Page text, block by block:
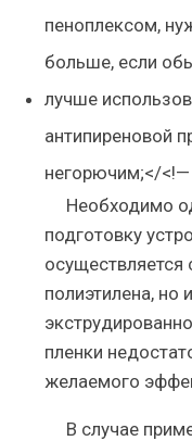
пеноплексом,
больше, если
лучше
антипиреновой
негорючим;</
Необходимо
подготовку
осуществляется
полиэтилена, но
пленки
желаемого
В случае